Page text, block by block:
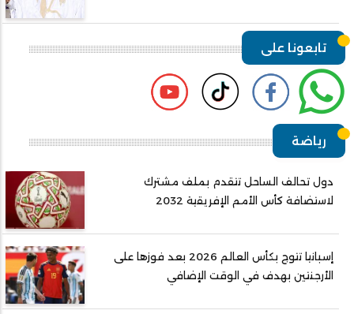
تابعونا على
رياضة
دول تحالف الساحل تتقدم بملف مشترك
لاستضافة كأس الأمم الإفريقية 2032
إسبانيا تتوج بكأس العالم 2026 بعد فوزها على
الأرجنتين بهدف في الوقت الإضافي